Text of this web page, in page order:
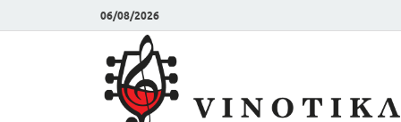
06/08/2026